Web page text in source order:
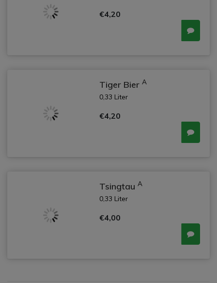
€4,20
Tiger Bier A
0,33 Liter
€4,20
Tsingtau A
0,33 Liter
€4,00